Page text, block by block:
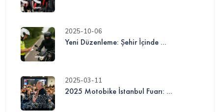
2025-10-06
Yeni Düzenleme: Şehir İçinde ...
2025-03-11
2025 Motobike İstanbul Fuarı: ...